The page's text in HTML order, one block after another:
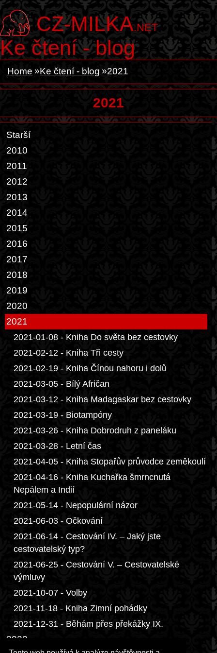
CZ-MILKA.NET
Ke čtení - blog
Home Ke čtení - blog 2021
2021
Starší
2010
2011
2012
2013
2014
2015
2016
2017
2018
2019
2020
2021
2021-01-08 - Kniha Do světa bez cestovky
2021-02-12 - Kniha Tři cesty
2021-02-19 - Kniha Čínou nahoru i dolů
2021-03-05 - Bílý Afričan
2021-03-12 - Kniha Madagaskar bez cestovky
2021-03-19 - Biotampóny
2021-03-26 - Kniha Dobrodruh z paneláku
2021-03-28 - Letní čas
2021-04-05 - Kniha Stopařův průvodce zeměkoulí
2021-04-16 - Kniha Kuchařka šmrncnutá
Nepálem a Indií
2021-05-14 - Nepopulární názor
2021-06-03 - Očkování
2021-06-14 - Cestování IV. – Jaký jste
cestovatelský typ?
2021-06-25 - Cestování V. – Cestovatelské
výmluvy
2021-10-07 - Volby
2021-11-18 - Kniha Zimní pohádky
2021-12-31 - Běhám přes překážky IX.
2022